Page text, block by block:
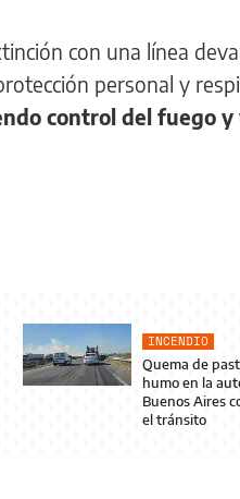
con una línea
personal y
control del fuego
INCENDIO
Quema de
humo en la
Buenos Aires
el tránsito